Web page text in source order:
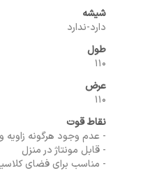
شیشه
دارد-ندارد
طول
110
عرض
110
نقاط قوت
- عدم وجود هرگونه زاویه و
- قابل مونتاژ در منزل
- مناسب براي فضاي